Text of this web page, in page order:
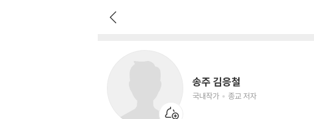
송주 김응철
국내작가 종교 저자